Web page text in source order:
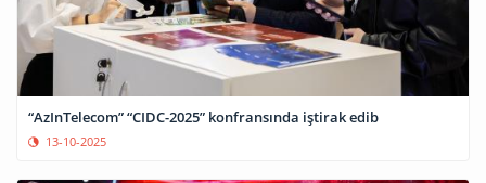
“AzInTelecom” “CIDC-2025” konfransında iştirak edib
13-10-2025